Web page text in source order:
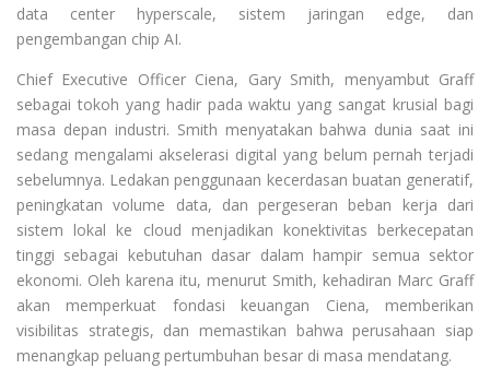
data center hyperscale, sistem jaringan edge, dan
pengembangan chip AI.
Chief Executive Officer Ciena, Gary Smith, menyambut Graff
sebagai tokoh yang hadir pada waktu yang sangat krusial bagi
masa depan industri. Smith menyatakan bahwa dunia saat ini
sedang mengalami akselerasi digital yang belum pernah terjadi
sebelumnya. Ledakan penggunaan kecerdasan buatan generatif,
peningkatan volume data, dan pergeseran beban kerja dari
sistem lokal ke cloud menjadikan konektivitas berkecepatan
tinggi sebagai kebutuhan dasar dalam hampir semua sektor
ekonomi. Oleh karena itu, menurut Smith, kehadiran Marc Graff
akan memperkuat fondasi keuangan Ciena, memberikan
visibilitas strategis, dan memastikan bahwa perusahaan siap
menangkap peluang pertumbuhan besar di masa mendatang.